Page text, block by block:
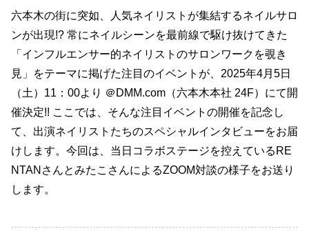
キャンペーン 仕事道具 読書
ビットコイン 連載企画
キーワード一覧
六本木の街に突如、人気ネイリストが集結するネイルサロ
ンが出現!? 常にネイルシーンを最前線で駆け抜けてきた
「インフルエンサー的ネイリストのサロンワークを覗き
見」をテーマに掲げた注目のイベントが、2025年4月5日
（土）11：00より ＠DMM.com（六本木本社 24F）にて開
催決定!! ここでは、そんな注目イベントの開催を記念し
て、出演ネイリストたちのスペシャルインタビューをお届
けします。今回は、当日コラボステージを控えている RE
NTAN さんとみたこさんによるZOOM対談の様子をお送り
します。